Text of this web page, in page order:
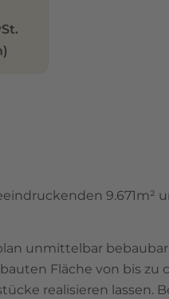
9.671m²
unmittelbar
Fläche von bis zu
realisieren lassen.